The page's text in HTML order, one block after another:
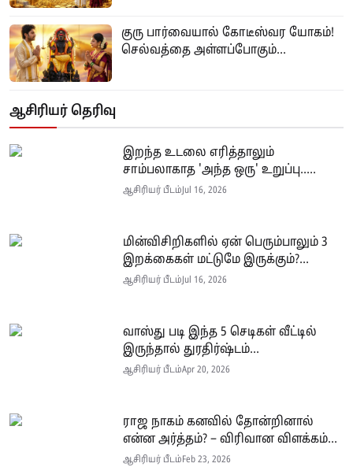
குரு பார்வையால் கோடீஸ்வர யோகம்!
செல்வத்தை அள்ளப்போகும்...
ஆசிரியர் தெரிவு
இறந்த உடலை எரித்தாலும்
சாம்பலாகாத 'அந்த ஒரு' உறுப்பு.....
ஆசிரியர் பீடம் Jul 16, 2026
மின்விசிறிகளில் ஏன் பெரும்பாலும் 3
இறக்கைகள் மட்டுமே இருக்கும்?...
ஆசிரியர் பீடம் Jul 16, 2026
வாஸ்து படி இந்த 5 செடிகள் வீட்டில்
இருந்தால் துரதிர்ஷ்டம்...
ஆசிரியர் பீடம்Apr 20, 2026
ராஜ நாகம் கனவில் தோன்றினால்
என்ன அர்த்தம்? – விரிவான விளக்கம்...
ஆசிரியர் பீடம்Feb 23, 2026